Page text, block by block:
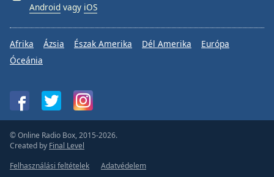
Android vagy iOS
Afrika Ázsia Észak Amerika Dél Amerika
Európa
Óceánia
© Online Radio Box, 2015-2026.
Created by Final Level
Felhasználási feltételek
Adatvédelem